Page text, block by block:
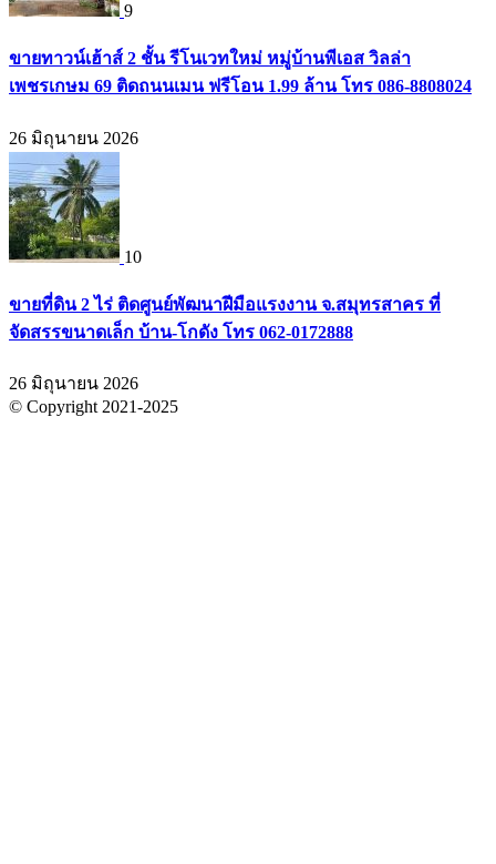
9
ขายทาวน์เฮ้าส์ 2 ชั้น รีโนเวทใหม่ หมู่บ้านพีเอส วิลล่า
เพชรเกษม 69 ติดถนนเมน ฟรีโอน 1.99 ล้าน โทร 086-8808024
26 มิถุนายน 2026
10
ขายที่ดิน 2 ไร่ ติดศูนย์พัฒนาฝีมือแรงงาน จ.สมุทรสาคร ที่
จัดสรรขนาดเล็ก บ้าน-โกดัง โทร 062-0172888
26 มิถุนายน 2026
© Copyright 2021-2025